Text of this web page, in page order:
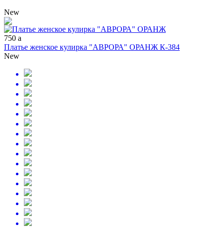
New
750 a
Платье женское кулирка "АВРОРА" ОРАНЖ К-384
New